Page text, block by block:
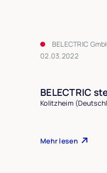
BELECTRIC
02.03.2022
BELECTRIC
Kolitzheim
Mehr lesen